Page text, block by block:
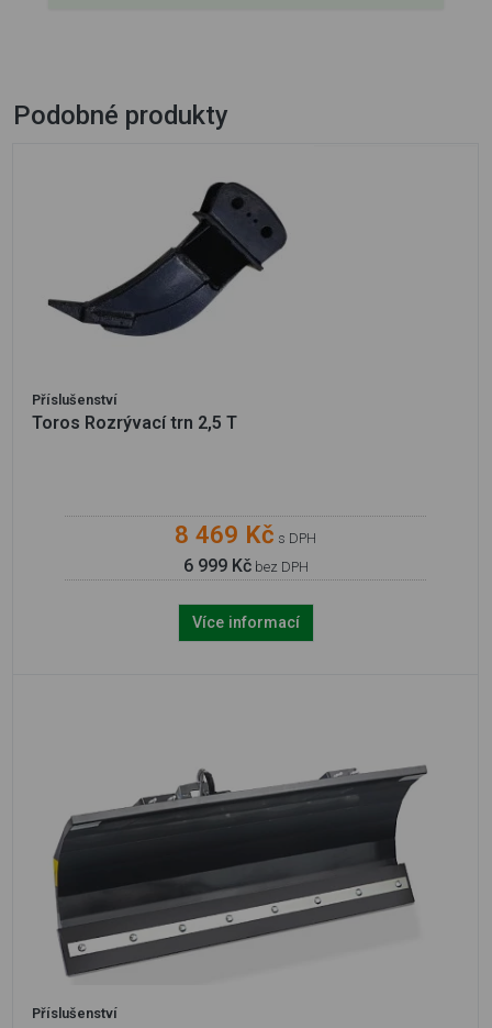
Podobné produkty
Příslušenství
Toros Rozrývací trn 2,5 T
8 469 Kč s DPH
6 999 Kčbez DPH
Více informací
Příslušenství